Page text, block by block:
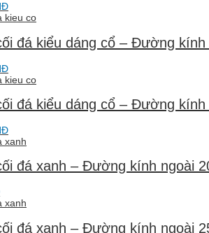
đá kiểu dáng cổ – Đường kính
đá kiểu dáng cổ – Đường kính
đá xanh – Đường kính ngoài
đá xanh – Đường kính ngoài